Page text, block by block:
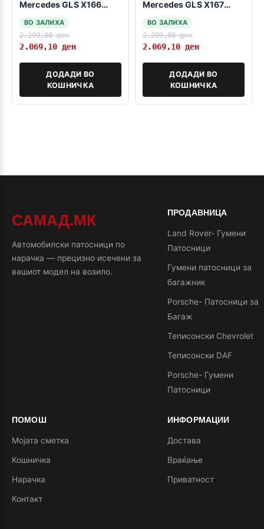
Mercedes GLS X166
ВО ЗАЛИХА
2.299,00ден
2.069,10 ден
ДОДАДИ ВО
КОШНИЧКА
Mercedes GLS Х167
ВО ЗАЛИХА
2.299,00ден
2.069,10 ден
ДОДАДИ ВО
КОШНИЧКА
САМАД.МК
Автомобилски патосници по
нарачка — прецизно исечени за
вашиот модел на возило.
ПРОДАВНИЦА
Land Rover- Гумени
Патосници
Гумени патосници за
багажник
Porsche- Патосници за
Багаж
Теписонски Chevrolet
Теписонски DAF
Porsche- Гумени
Патосници
ПОМОШ
Мојата сметка
Кошничка
Нарачка
Контакт
ИНФОРМАЦИИ
Достава
Враќање
Приватност